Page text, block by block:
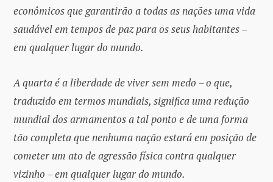
econômicos que garantirão a todas as nações uma vida
saudável em tempos de paz para os seus habitantes –
em qualquer lugar do mundo.
A quarta é a liberdade de viver sem medo – o que,
traduzido em termos mundiais, significa uma redução
mundial dos armamentos a tal ponto e de uma forma
tão completa que nenhuma nação estará em posição de
cometer um ato de agressão física contra qualquer
vizinho – em qualquer lugar do mundo.